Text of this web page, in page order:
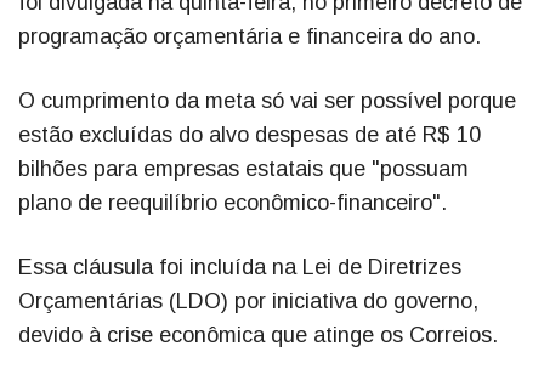
programação orçamentária e financeira do ano.
O cumprimento da meta só vai ser possível porque
estão excluídas do alvo despesas de até R$ 10
bilhões para empresas estatais que "possuam
plano de reequilíbrio econômico-financeiro".
Essa cláusula foi incluída na Lei de Diretrizes
Orçamentárias (LDO) por iniciativa do governo,
devido à crise econômica que atinge os Correios.